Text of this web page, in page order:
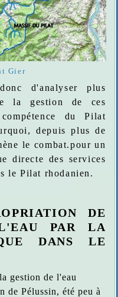
Gier
d'analyser plus
la gestion de ces
du Pilat
depuis plus de
le combat.pour un
directe des services
le Pilat rhodanien.
DE
PAR LA
DANS LE
gestion de l'eau
de Pélussin, été peu à